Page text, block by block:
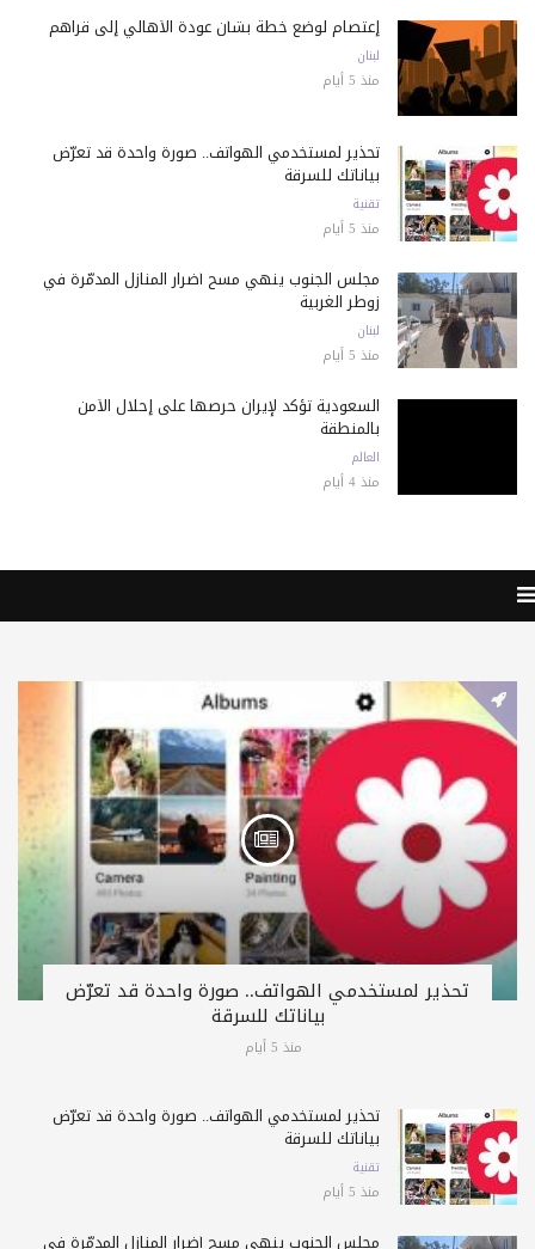
إعتصام لوضع خطة بشأن عودة الأهالي إلى قراهم
لبنان
منذ 5 أيام
تحذير لمستخدمي الهواتف.. صورة واحدة قد تعرّض
بياناتك للسرقة
تقنية
منذ 5 أيام
مجلس الجنوب ينهي مسح أضرار المنازل المدمّرة في
زوطر الغربية
لبنان
منذ 5 أيام
السعودية تؤكد لإيران حرصها على إحلال الأمن
بالمنطقة
العالم
منذ 4 أيام
تحذير لمستخدمي الهواتف.. صورة واحدة قد تعرّض
بياناتك للسرقة
منذ 5 أيام
تحذير لمستخدمي الهواتف.. صورة واحدة قد تعرّض
بياناتك للسرقة
تقنية
منذ 5 أيام
مجلس الجنوب ينهي مسح أضرار المنازل المدمّرة في